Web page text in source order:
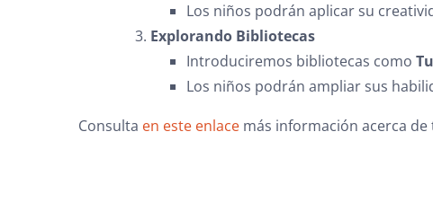
Los niños podrán aplicar su
Explorando Bibliotecas
Introduciremos bibliotecas como
Los niños podrán ampliar sus
Consulta en este enlace más información acerca